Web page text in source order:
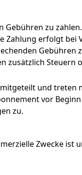
zu
erfolgt bei
Gebühren
Steuern
und treten
vor
zu.
Zwecke ist